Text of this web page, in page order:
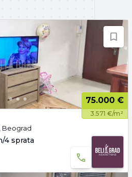
75.000 €
3.571 €/m²
Beograd
4 sprata